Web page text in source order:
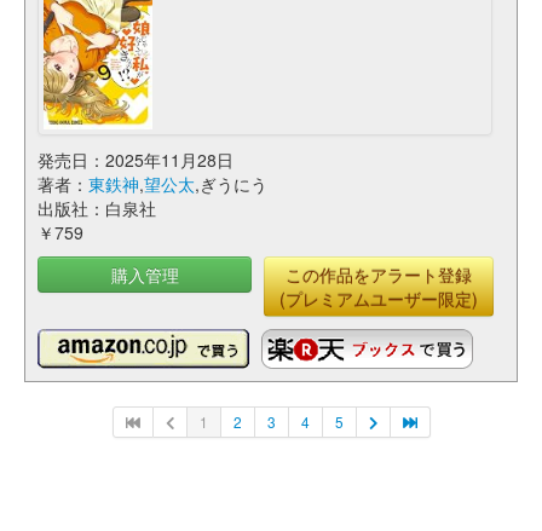
発売日：2025年11月28日
著者： 東鉄神,望公太,ぎうにう
出版社：白泉社
￥759
購入管理
この作品をアラート登録
(プレミアムユーザー限定)
1 2 3 4 5